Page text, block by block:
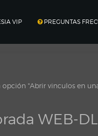
VIP PREGUNTAS
opción "Abrir vinculos en
WEB-